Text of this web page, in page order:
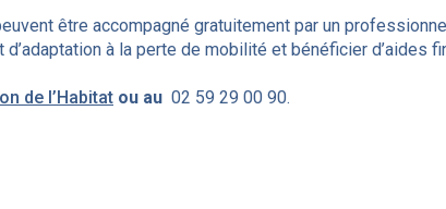
être accompagné gratuitement par un
à la perte de mobilité et bénéficier d’aides
de l’Habitat ou au 02 59 29 00 90.